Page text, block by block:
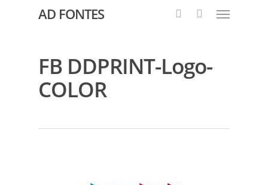
AD FONTES
FB DDPRINT-Logo-
COLOR